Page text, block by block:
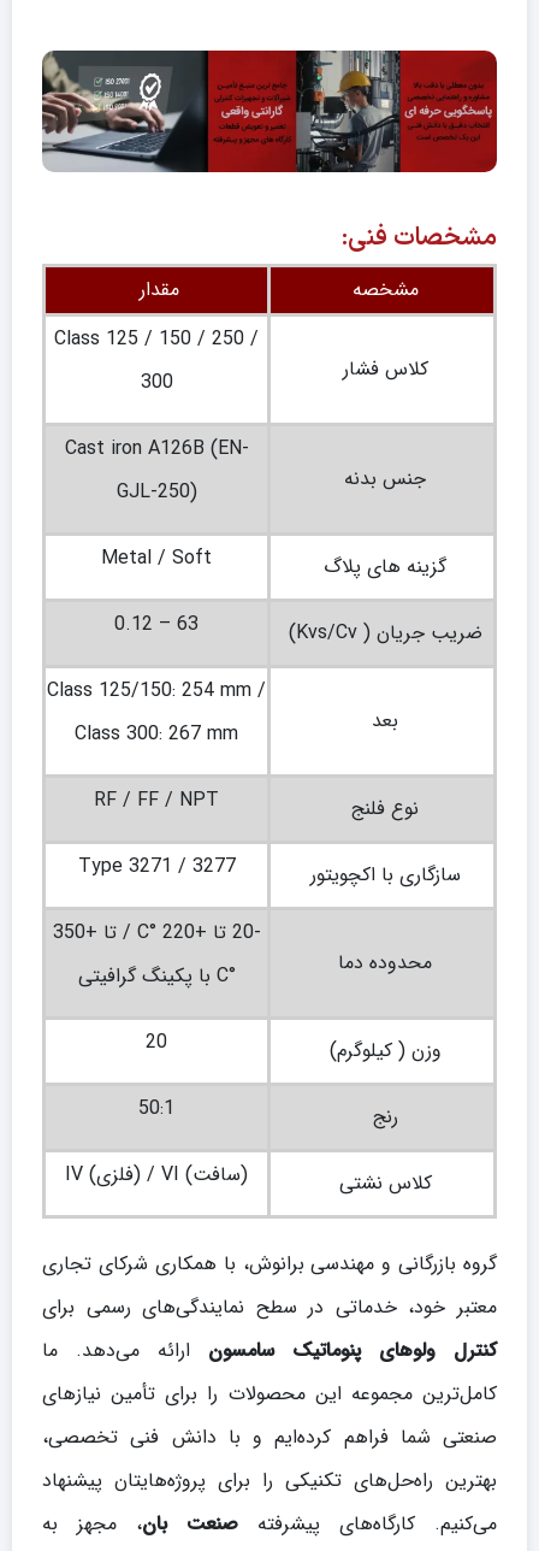
مشخصات فنی:
مشخصه مقدار
کلاس فشار
Class 125 / 150 / 250 /
300
جنس بدنه
Cast iron A126B (EN-
GJL-250)
گزینه های پلاگ Metal / Soft
ضریب جریان ( Kvs/Cv) 0.12 – 63
بعد
Class 125/150: 254 mm /
Class 300: 267 mm
نوع فلنج RF / FF / NPT
سازگاری با اکچویتور Type 3271 / 3277
محدوده دما
-20 تا +220 °C / تا +350
°C با پکینگ گرافیتی
وزن ( کیلوگرم) 20
رنج 50:1
کلاس نشتی IV (فلزی) / VI (سافت)
گروه بازرگانی و مهندسی برانوش، با همکاری شرکای تجاری
معتبر خود، خدماتی در سطح نمایندگی‌های رسمی برای
کنترل ولوهای پنوماتیک سامسون ارائه می‌دهد. ما
کامل‌ترین مجموعه این محصولات را برای تأمین نیازهای
صنعتی شما فراهم کرده‌ایم و با دانش فنی تخصصی،
بهترین راه‌حل‌های تکنیکی را برای پروژه‌هایتان پیشنهاد
می‌کنیم. کارگاه‌های پیشرفته صنعت بان، مجهز به